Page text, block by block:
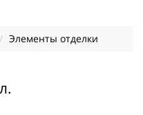
Элементы отделки